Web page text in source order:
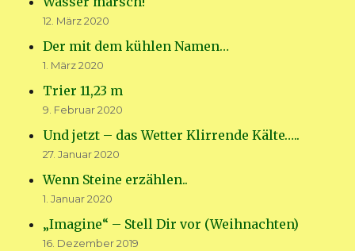
12. März 2020
Der mit dem kühlen Namen…
1. März 2020
Trier 11,23 m
9. Februar 2020
Und jetzt – das Wetter Klirrende Kälte…..
27. Januar 2020
Wenn Steine erzählen..
1. Januar 2020
„Imagine“ – Stell Dir vor (Weihnachten)
16. Dezember 2019